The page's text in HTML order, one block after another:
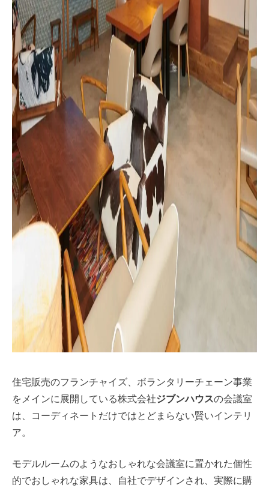
住宅販売のフランチャイズ、ボランタリーチェーン事業
をメインに展開している株式会社ジブンハウスの会議室
は、コーディネートだけではとどまらない賢いインテリ
ア。
モデルルームのようなおしゃれな会議室に置かれた個性
的でおしゃれな家具は、自社でデザインされ、実際に購